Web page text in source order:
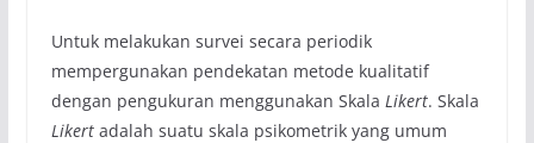
Untuk melakukan survei secara periodik
mempergunakan pendekatan metode kualitatif
dengan pengukuran menggunakan Skala Likert. Skala
Likertadalah suatu skala psikometrik yang umum